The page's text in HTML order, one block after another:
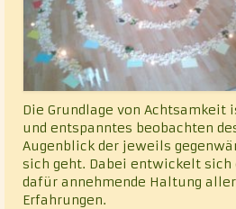
Alternative
Kontakt
Datenschutz
Die Grundlage von Achtsamkeit
und entspanntes beobachten
Augenblick der jeweils
sich geht. Dabei entwickelt
dafür annehmende Haltung
Erfahrungen.